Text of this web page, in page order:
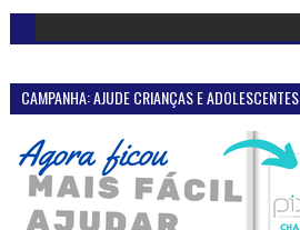
CAMPANHA: AJUDE CRIANÇAS E ADOLESCENTES